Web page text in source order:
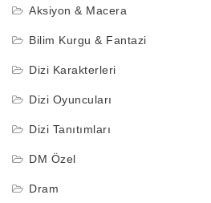
Aksiyon & Macera
Bilim Kurgu & Fantazi
Dizi Karakterleri
Dizi Oyuncuları
Dizi Tanıtımları
DM Özel
Dram